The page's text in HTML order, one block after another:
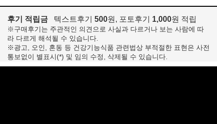
후기 적립금 텍스트후기 500원, 포토후기 1,000원 적립
※구매후기는 주관적인 의견으로 사실과 다르거나 보는 사람에 따
라 다르게 해석될 수 있습니다.
※광고, 오인, 혼동 등 건강기능식품 관련법상 부적절한 표현은 사전
통보없이 별표시(*) 및 임의 수정, 삭제될 수 있습니다.